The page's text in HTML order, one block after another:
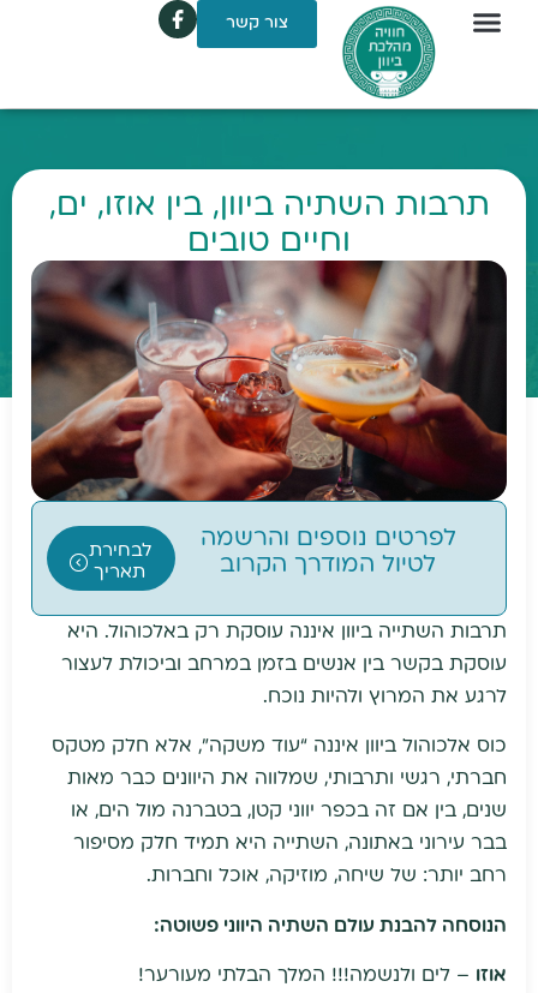
צור קשר
תרבות השתיה ביוון, בין אוזו, ים,
וחיים טובים
לפרטים נוספים והרשמה
לטיול המודרך הקרוב
לבחירת
תאריך
תרבות השתייה ביוון איננה עוסקת רק באלכוהול. היא
עוסקת בקשר בין אנשים בזמן במרחב וביכולת לעצור
לרגע את המרוץ ולהיות נוכח.
כוס אלכוהול ביוון איננה “עוד משקה”, אלא חלק מטקס
חברתי, רגשי ותרבותי, שמלווה את היוונים כבר מאות
שנים, בין אם זה בכפר יווני קטן, בטברנה מול הים, או
בבר עירוני באתונה, השתייה היא תמיד חלק מסיפור
רחב יותר: של שיחה, מוזיקה, אוכל וחברות.
הנוסחה להבנת עולם השתיה היווני פשוטה:
אוזו – לים ולנשמה!!! המלך הבלתי מעורער!